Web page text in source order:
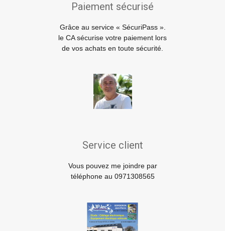
Paiement sécurisé
Grâce au service « SécuriPass ».
le CA sécurise votre paiement lors
de vos achats en toute sécurité.
Service client
Vous pouvez me joindre par
téléphone au 0971308565